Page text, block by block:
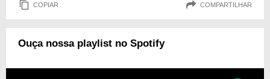
COPIAR COMPARTILHAR
Ouça nossa playlist no Spotify